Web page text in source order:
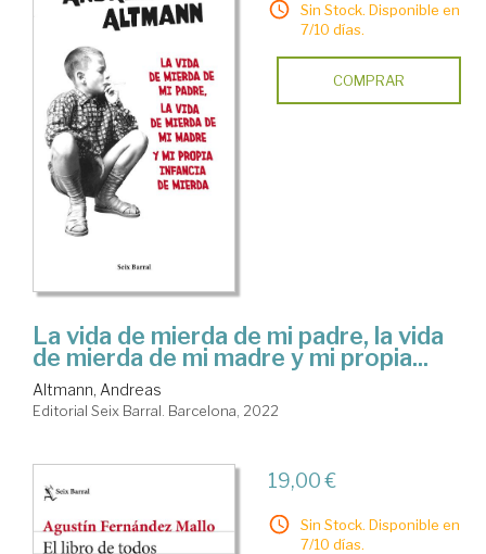
Sin Stock. Disponible en
7/10 días.
COMPRAR
La vida de mierda de mi padre, la vida
de mierda de mi madre y mi propia...
Altmann, Andreas
Editorial Seix Barral. Barcelona, 2022
19,00 €
Sin Stock. Disponible en
7/10 días.